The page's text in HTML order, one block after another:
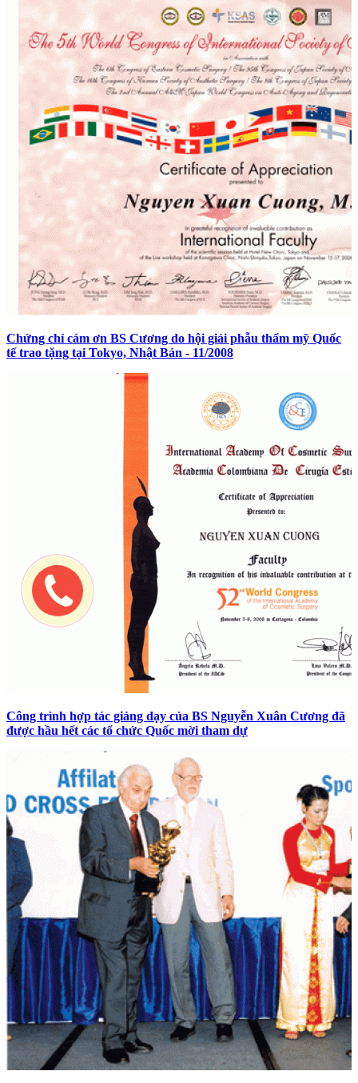
Chứng chỉ cám ơn BS Cương do hội giải phẫu thẩm mỹ Quốc
tế trao tặng tại Tokyo, Nhật Bản - 11/2008
Công trình hợp tác giảng dạy của BS Nguyễn Xuân Cương đã
được hầu hết các tổ chức Quốc mời tham dự